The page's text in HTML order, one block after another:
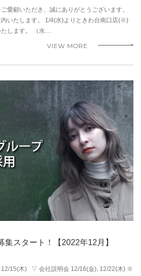
愛顧いただき、誠にありがとうございます。
いたします。 1/4(水)よりときわ台南口店(※)
します。 （水…
VIEW MORE
集スタート！【2022年12月】
15(木) ▽ 会社説明会 12/16(金), 12/22(木) ※